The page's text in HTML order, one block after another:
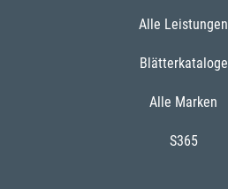
Alle Leistungen
Blätterkataloge
Alle Marken
S365